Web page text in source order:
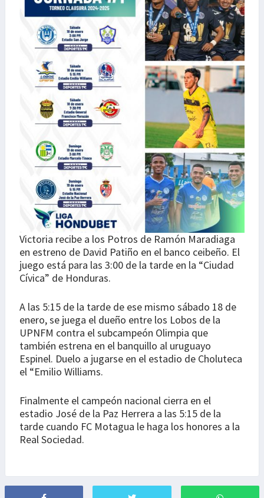
Victoria recibe a los Potros de Ramón Maradiaga
en estreno de David Patiño en el banco ceibeño. El
juego está para las 3:00 de la tarde en la “Ciudad
Cívica” de Honduras.
A las 5:15 de la tarde de ese mismo sábado 18 de
enero, se juega el dueño entre los Lobos de la
UPNFM contra el subcampeón Olimpia que
también estrena en el banquillo al uruguayo
Espinel. Duelo a jugarse en el estadio de Choluteca
el “Emilio Williams.
Finalmente el campeón nacional cierra en el
estadio José de la Paz Herrera a las 5:15 de la
tarde cuando FC Motagua le haga los honores a la
Real Sociedad.